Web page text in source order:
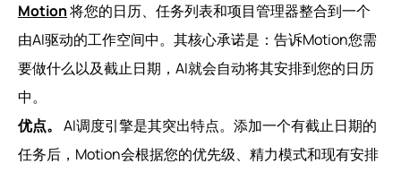
Motion将您的日历、任务列表和项目管理器整合到一个
由AI驱动的工作空间中。其核心承诺是：告诉Motion您需
要做什么以及截止日期，AI就会自动将其安排到您的日历
中。
优点。 AI调度引擎是其突出特点。添加一个有截止日期的
任务后，Motion会根据您的优先级、精力模式和现有安排